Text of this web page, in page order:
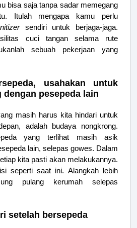
bisa saja tanpa sadar memegang
Itulah mengapa kamu perlu
sendiri untuk berjaga-jaga.
cuci tangan selama rute
sebuah pekerjaan yang
usahakan untuk
pesepeda lain
masih harus kita hindari untuk
adalah budaya nongkrong.
yang terlihat masih asik
lain, selepas gowes. Dalam
kita pasti akan melakukannya.
seperti saat ini. Alangkah lebih
pulang kerumah selepas
setelah bersepeda